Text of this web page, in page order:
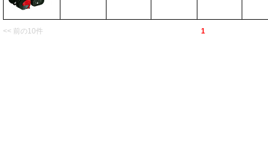
<< 前の10件 1